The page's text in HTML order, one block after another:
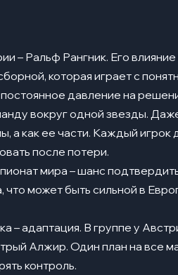
– Ральф Рангник. Его
которая играет с
давление на
вокруг одной звезды.
а как ее части. Каждый
после потери.
мира – шанс
что может быть сильной в
– адаптация. В группе у
Алжир. Один план на все
контроль.